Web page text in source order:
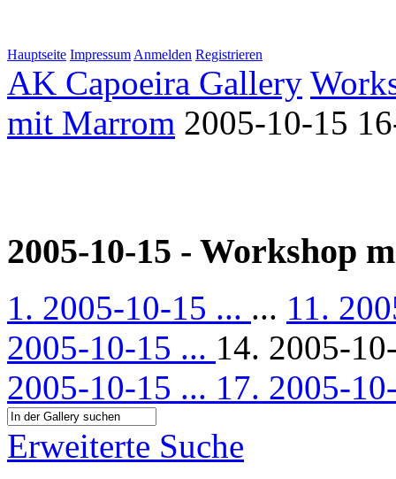
Hauptseite Impressum Anmelden Registrieren
AK Capoeira Gallery
mit Marrom 2005-10-15
2005-10-15 - Workshop
1. 2005-10-15 ... ... 11.
2005-10-15 ... 14. 2005-
2005-10-15 ... 17. 2005-
Erweiterte Suche